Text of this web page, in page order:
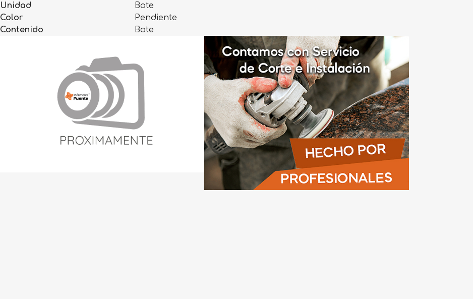
Unidad
Bote
Color
Pendiente
Contenido
Bote